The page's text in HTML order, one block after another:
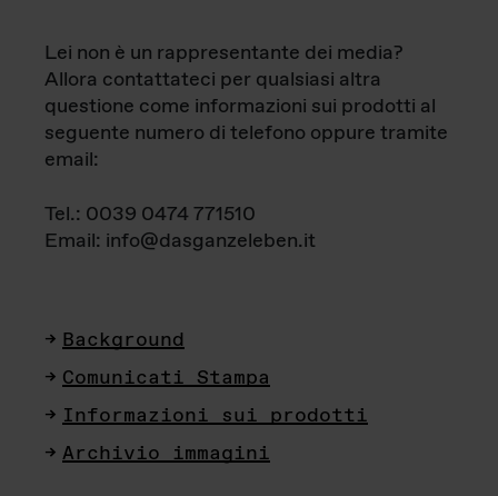
Lei non è un rappresentante dei media?
Allora contattateci per qualsiasi altra
questione come informazioni sui prodotti al
seguente numero di telefono oppure tramite
email:
Tel.: 0039 0474 771510
Email: info@dasganzeleben.it
Background
Comunicati Stampa
Informazioni sui prodotti
Archivio immagini